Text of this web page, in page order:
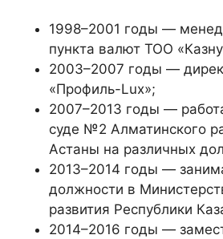
1998–2001 годы —
пункта валют ТОО
2003–2007 годы —
«Профиль-Lux»;
2007–2013 годы —
суде №2 Алматинского
Астаны на различных
2013–2014 годы —
должности в
развития Республики
2014–2016 годы —